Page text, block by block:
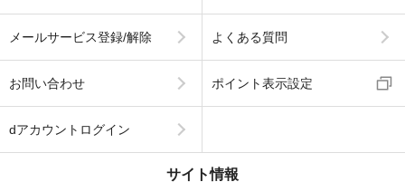
メールサービス登録/解除 よくある質問
お問い合わせ ポイント表示設定
dアカウントログイン
サイト情報